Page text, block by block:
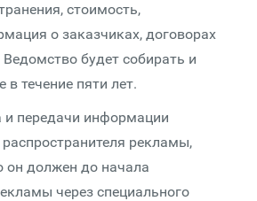
стоимость,
о заказчиках, договорах
будет собирать и
в течение пяти лет.
и передачи информации
рекламы,
он должен до начала
через специального